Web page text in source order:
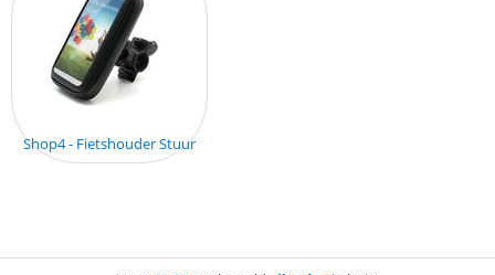
Shop4 - Fietshouder Stuur